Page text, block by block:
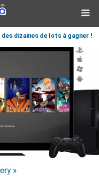
dizaines de lots à gagner !
»